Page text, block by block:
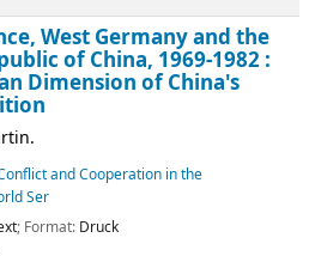
West Germany and the
of China, 1969-1982 :
Dimension of China's
and Cooperation in the
Ser
; Format: Druck